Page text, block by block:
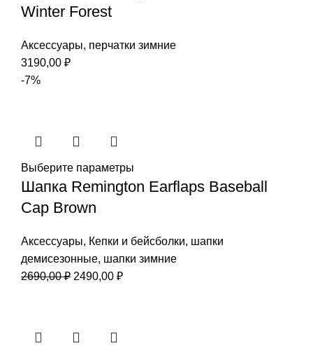
Winter Forest
Аксессуары, перчатки зимние
3190,00 ₽
-7%
Выберите параметры
Шапка Remington Еarflaps Baseball
Cap Brown
Аксессуары, Кепки и бейсболки, шапки
демисезонные, шапки зимние
2690,00₽ Первоначальная
2490,00 ₽Текущая